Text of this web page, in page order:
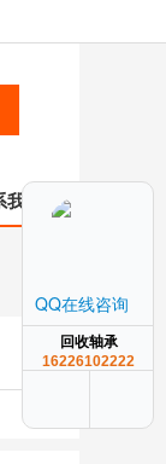
们
QQ在线咨询
回收轴承
16226102222